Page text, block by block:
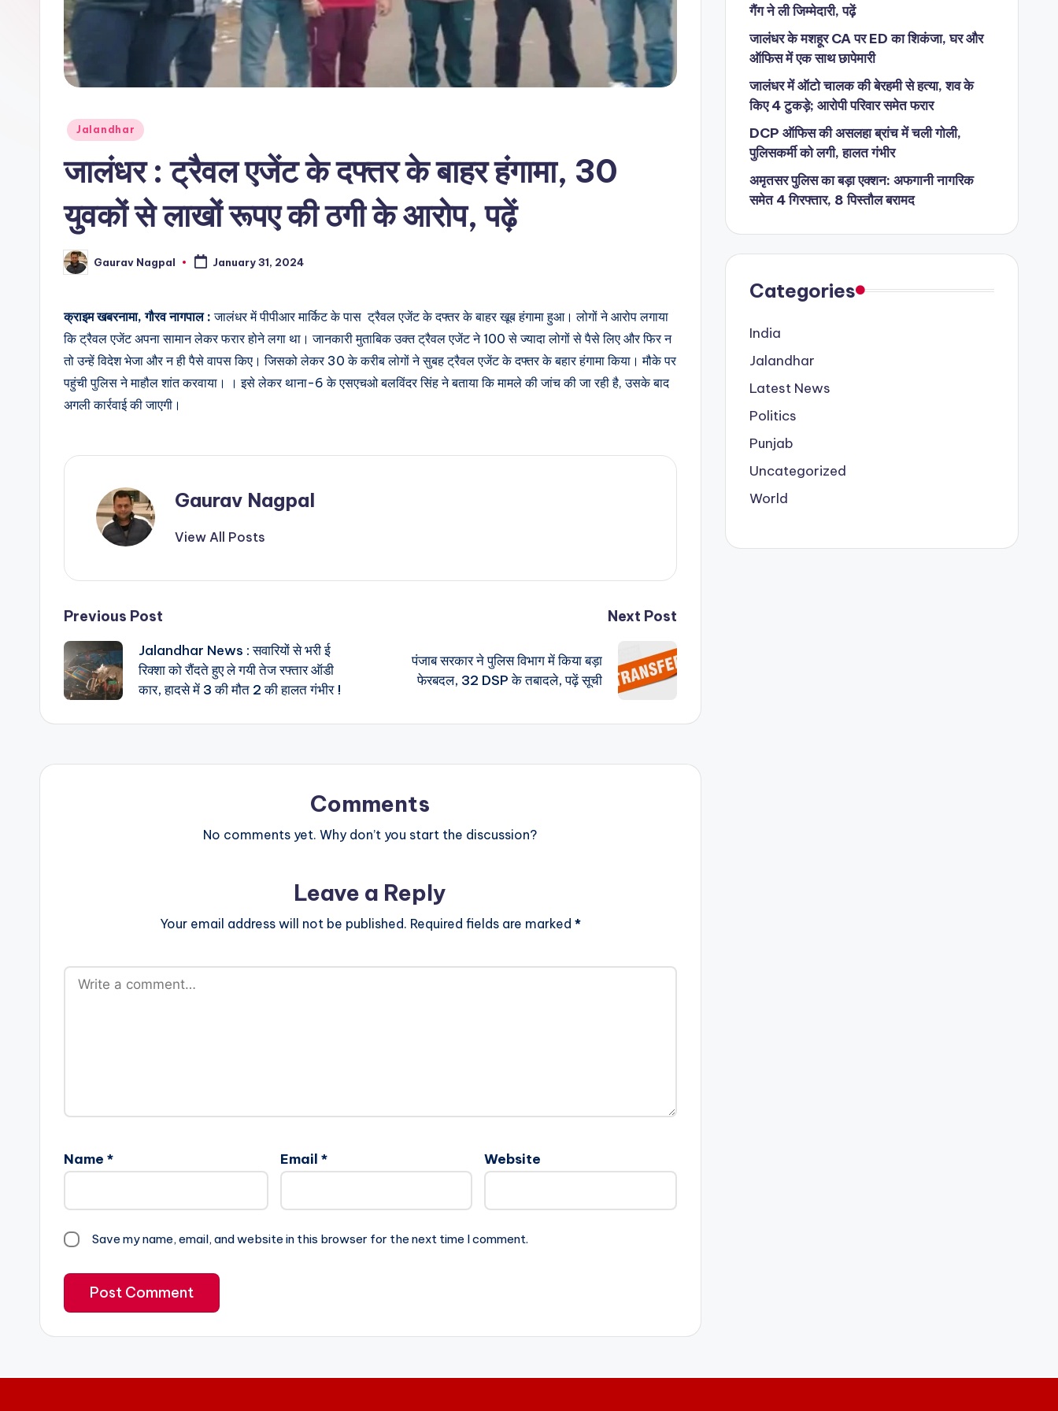
mPosted
Jalandhar
जालंधर : ट्रैवल एजेंट के दफ्तर के बाहर हंगामा, 30
युवकों से लाखों रूपए की ठगी के आरोप, पढ़ें
Posted
by
Gaurav Nagpal January 31, 2024
क्राइम खबरनामा, गौरव नागपाल : जालंधर में पीपीआर मार्किट के पास ट्रैवल एजेंट के दफ्तर के बाहर खूब हंगामा हुआ। लोगों ने आरोप लगाया
कि ट्रैवल एजेंट अपना सामान लेकर फरार होने लगा था। जानकारी मुताबिक उक्त ट्रैवल एजेंट ने 100 से ज्यादा लोगों से पैसे लिए और फिर न
तो उन्हें विदेश भेजा और न ही पैसे वापस किए। जिसको लेकर 30 के करीब लोगों ने सुबह ट्रैवल एजेंट के दफ्तर के बहार हंगामा किया। मौके पर
पहुंची पुलिस ने माहौल शांत करवाया। । इसे लेकर थाना-6 के एसएचओ बलविंदर सिंह ने बताया कि मामले की जांच की जा रही है, उसके बाद
अगली कार्रवाई की जाएगी।
Gaurav Nagpal
View All Posts
Post
navigation
Previous Post
Jalandhar News : सवारियों से भरी ई
रिक्शा को रौंदते हुए ले गयी तेज रफ्तार ऑडी
कार, हादसे में 3 की मौत 2 की हालत गंभीर !
Next Post
पंजाब सरकार ने पुलिस विभाग में किया बड़ा
फेरबदल, 32 DSP के तबादले, पढ़ें सूची
Comments
No comments yet. Why don’t you start the discussion?
Leave a Reply
Your email address will not be published. Required fields are marked *
Name * Email * Website
Save my name, email, and website in this browser for the next time I comment.
गैंग ने ली जिम्मेदारी, पढ़ें
जालंधर के मशहूर CA पर ED का शिकंजा, घर और
ऑफिस में एक साथ छापेमारी
जालंधर में ऑटो चालक की बेरहमी से हत्या, शव के
किए 4 टुकड़े; आरोपी परिवार समेत फरार
DCP ऑफिस की असलहा ब्रांच में चली गोली,
पुलिसकर्मी को लगी, हालत गंभीर
अमृतसर पुलिस का बड़ा एक्शन: अफगानी नागरिक
समेत 4 गिरफ्तार, 8 पिस्तौल बरामद
Categories
India
Jalandhar
Latest News
Politics
Punjab
Uncategorized
World